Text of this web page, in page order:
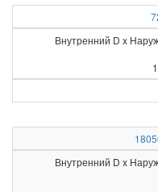
Внутренний D x
Внутренний D x